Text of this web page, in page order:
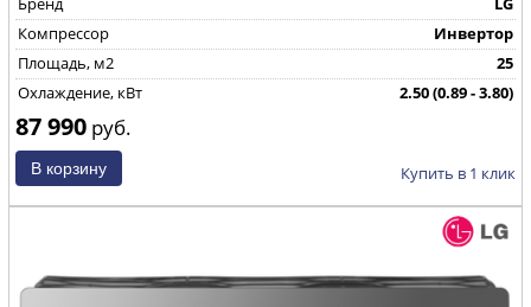
Бренд
LG
Компрессор
Инвертор
Площадь, м2
25
Охлаждение, кВт
2.50 (0.89 - 3.80)
Страна производства
87 990 руб.
Купить в 1 клик